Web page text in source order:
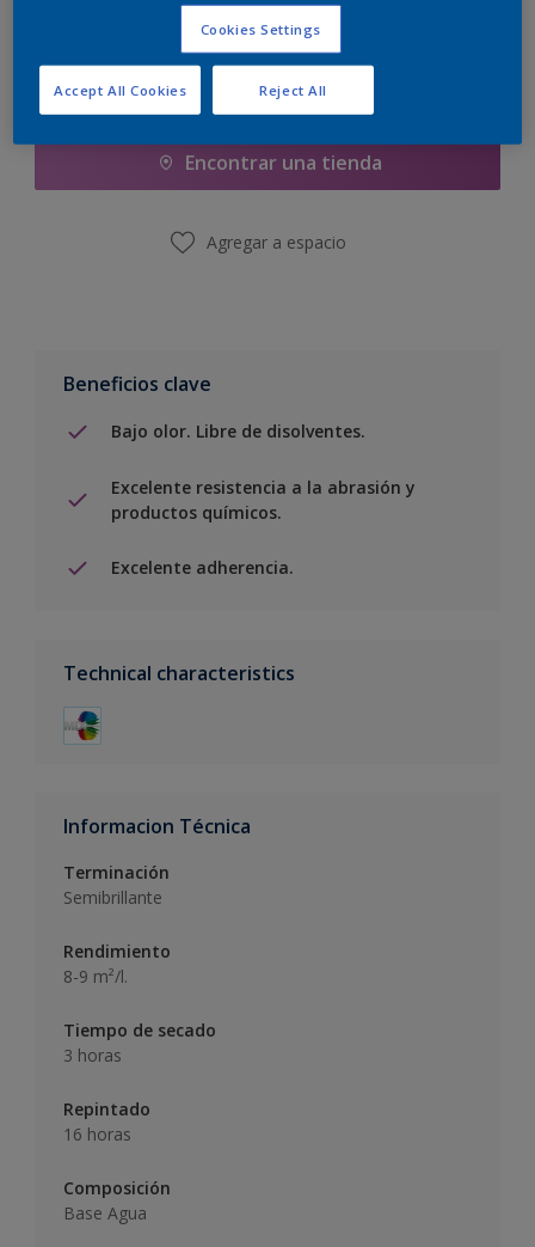
Calcular
Agregar a la lista de deseos
Encontrar una tienda
Agregar a espacio
Beneficios clave
Bajo olor. Libre de disolventes.
Excelente resistencia a la abrasión y
productos químicos.
Excelente adherencia.
Technical characteristics
Informacion Técnica
Terminación
Semibrillante
Rendimiento
8-9 m²/l.
Tiempo de secado
3 horas
Repintado
16 horas
Composición
Base Agua
Cookies Settings
Reject All
Accept All Cookies